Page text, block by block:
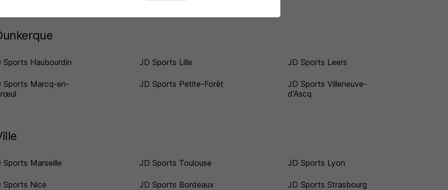
Sports Haubourdin JD Sports Lille JD Sports Leers
Sports Marcq-en-
JD Sports Petite-Forêt
JD Sports Villeneuve-
d'Ascq
Sports Marseille JD Sports Toulouse JD Sports Lyon
Sports Nice JD Sports Bordeaux JD Sports Strasbourg